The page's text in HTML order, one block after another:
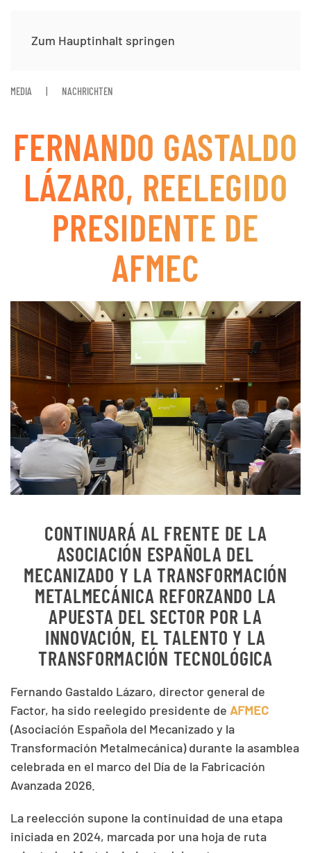
Zum Hauptinhalt springen
MEDIA NACHRICHTEN
FERNANDO GASTALDO
LÁZARO, REELEGIDO
PRESIDENTE DE
AFMEC
CONTINUARÁ AL FRENTE DE LA
ASOCIACIÓN ESPAÑOLA DEL
MECANIZADO Y LA TRANSFORMACIÓN
METALMECÁNICA REFORZANDO LA
APUESTA DEL SECTOR POR LA
INNOVACIÓN, EL TALENTO Y LA
TRANSFORMACIÓN TECNOLÓGICA
Fernando Gastaldo Lázaro, director general de
Factor, ha sido reelegido presidente de AFMEC
(Asociación Española del Mecanizado y la
Transformación Metalmecánica) durante la asamblea
celebrada en el marco del Día de la Fabricación
Avanzada 2026.
La reelección supone la continuidad de una etapa
iniciada en 2024, marcada por una hoja de ruta